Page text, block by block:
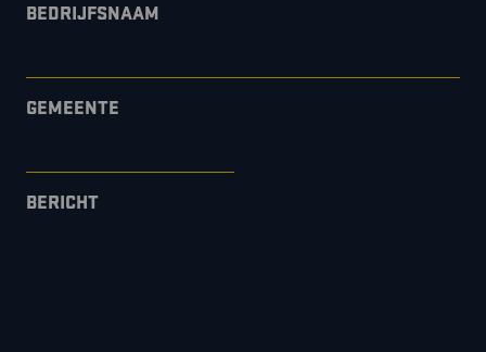
BEDRIJFSNAAM
GEMEENTE
BERICHT